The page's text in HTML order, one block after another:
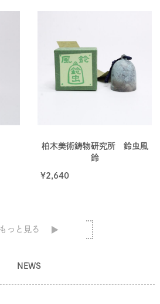
柏木美術鋳物研究所 鈴虫風
鈴
¥2,640
もっと見る
NEWS